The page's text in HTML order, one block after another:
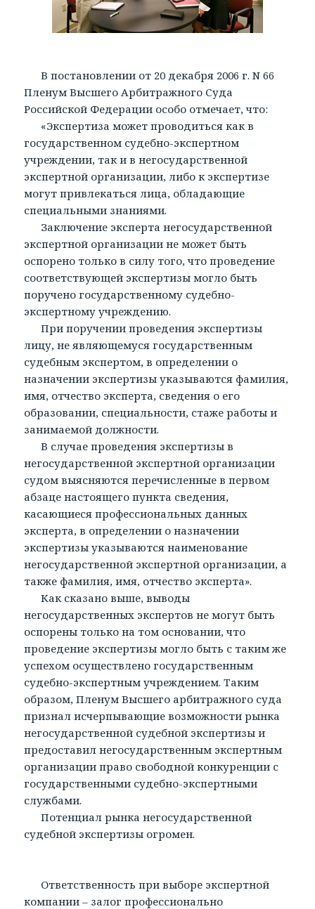
В постановлении от 20 декабря 2006 г. N 66
Пленум Высшего Арбитражного Суда
Российской Федерации особо отмечает, что:
«Экспертиза может проводиться как в
государственном судебно-экспертном
учреждении, так и в негосударственной
экспертной организации, либо к экспертизе
могут привлекаться лица, обладающие
специальными знаниями.
Заключение эксперта негосударственной
экспертной организации не может быть
оспорено только в силу того, что проведение
соответствующей экспертизы могло быть
поручено государственному судебно-
экспертному учреждению.
При поручении проведения экспертизы
лицу, не являющемуся государственным
судебным экспертом, в определении о
назначении экспертизы указываются фамилия,
имя, отчество эксперта, сведения о его
образовании, специальности, стаже работы и
занимаемой должности.
В случае проведения экспертизы в
негосударственной экспертной организации
судом выясняются перечисленные в первом
абзаце настоящего пункта сведения,
касающиеся профессиональных данных
эксперта, в определении о назначении
экспертизы указываются наименование
негосударственной экспертной организации, а
также фамилия, имя, отчество эксперта».
Как сказано выше, выводы
негосударственных экспертов не могут быть
оспорены только на том основании, что
проведение экспертизы могло быть с таким же
успехом осуществлено государственным
судебно-экспертным учреждением. Таким
образом, Пленум Высшего арбитражного суда
признал исчерпывающие возможности рынка
негосударственной судебной экспертизы и
предоставил негосударственным экспертным
организации право свободной конкуренции с
государственными судебно-экспертными
службами.
Потенциал рынка негосударственной
судебной экспертизы огромен.
Ответственность при выборе экспертной
компании – залог профессионально